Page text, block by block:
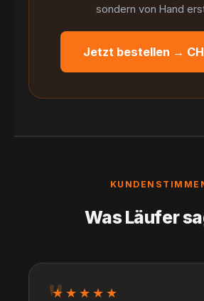
sondern von Hand
Jetzt bestellen →
Was Läufer
★★★★★